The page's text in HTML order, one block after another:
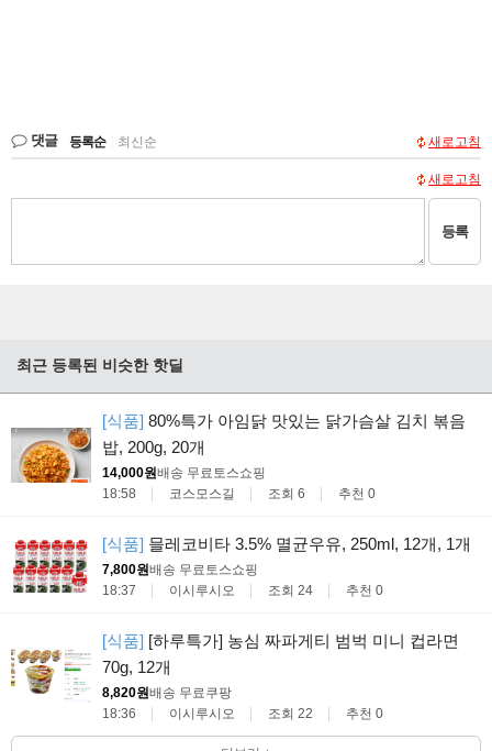
댓글 등록순 최신순 새로고침
새로고침
등록
최근 등록된 비슷한 핫딜
[식품] 80%특가 아임닭 맛있는 닭가슴살 김치 볶음
밥, 200g, 20개
14,000원배송 무료토스쇼핑
18:58
코스모스길 조회 6 추천 0
[식품] 믈레코비타 3.5% 멸균우유, 250ml, 12개, 1개
7,800원배송 무료토스쇼핑
18:37
이시루시오 조회 24 추천 0
[식품] [하루특가] 농심 짜파게티 범벅 미니 컵라면
70g, 12개
8,820원배송 무료쿠팡
18:36
이시루시오 조회 22 추천 0